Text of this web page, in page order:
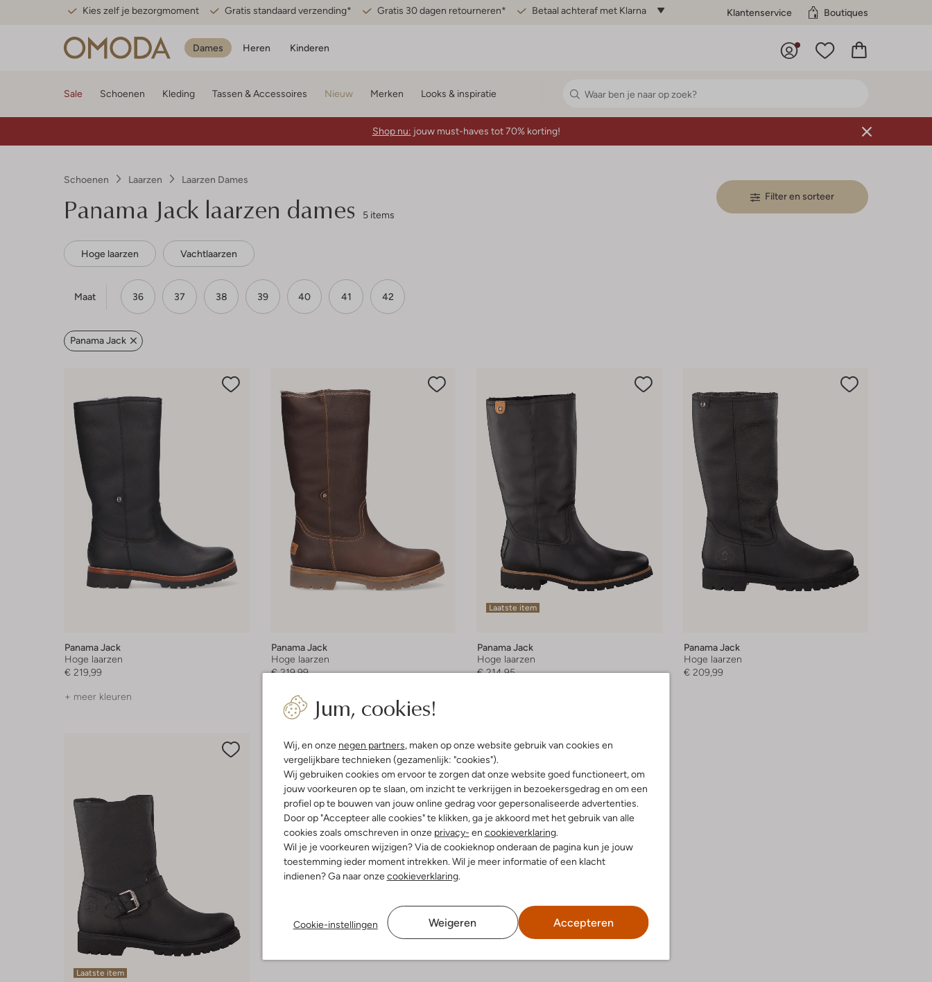
Kies zelf je bezorgmoment Gratis standaard verzending* Gratis 30 dagen retourneren* Betaal achteraf met Klarna Klantenservice Boutiques
Dames Heren Kinderen
Jum, cookies!
Wij, en onze negen partners, maken op onze website gebruik van cookies en
vergelijkbare technieken (gezamenlijk: "cookies").
Wij gebruiken cookies om ervoor te zorgen dat onze website goed functioneert, om
jouw voorkeuren op te slaan, om inzicht te verkrijgen in bezoekersgedrag en om een
profiel op te bouwen van jouw online gedrag voor gepersonaliseerde advertenties.
Door op "Accepteer alle cookies" te klikken, ga je akkoord met het gebruik van alle
cookies zoals omschreven in onze privacy- en cookieverklaring.
Wil je je voorkeuren wijzigen? Via de cookieknop onderaan de pagina kun je jouw
toestemming ieder moment intrekken. Wil je meer informatie of een klacht
indienen? Ga naar onzecookieverklaring.
Cookie-instellingen Weigeren Accepteren
Sale Schoenen Kleding Tassen & Accessoires Nieuw Merken Looks & inspiratie
Shop nu: jouw must-haves tot 70% korting!
Schoenen Laarzen Laarzen Dames
Panama Jack laarzen dames 5 items
Filter en sorteer
Hoge laarzen Vachtlaarzen
Maat 36 37 38 39 40 41 42
Panama Jack
Panama Jack
Hoge laarzen
€ 219,99
+ meer kleuren
Panama Jack
Hoge laarzen
€ 219,99
+ meer kleuren
Laatste item
Panama Jack
Hoge laarzen
€ 214,95
Panama Jack
Hoge laarzen
€ 209,99
Laatste item